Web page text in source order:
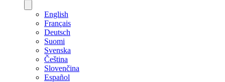
English
Français
Deutsch
Suomi
Svenska
Čeština
Slovenčina
Español